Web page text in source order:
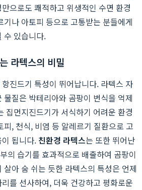
으로도 쾌적하고 위생적인 수면 환경
기나 아토피 등으로 고통받는 분들에게
수 있습니다.
라텍스의 비밀
진드기 특성이 뛰어납니다. 라텍스 자
물질은 박테리아와 곰팡이 번식을 억제
집먼지진드기가 서식하기 어려운 환경
피, 천식, 비염 등 알레르기 질환으로 고
됩니다. 친환경 라텍스는 또한 뛰어난
의 습기를 효과적으로 배출하여 곰팡이
아 숨 쉬는 듯한 라텍스의 특성은 언제
를 선사하여, 더욱 건강하고 평화로운